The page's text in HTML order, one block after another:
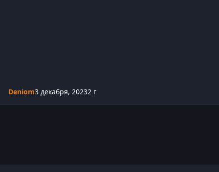
Deniom3 декабря, 20232 г